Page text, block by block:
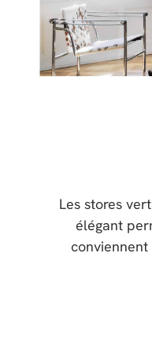
Les stores
élégant